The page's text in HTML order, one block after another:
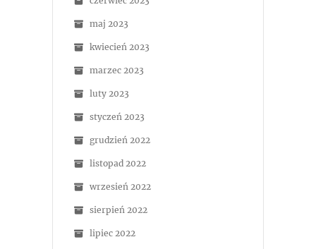
maj 2023
kwiecień 2023
marzec 2023
luty 2023
styczeń 2023
grudzień 2022
listopad 2022
wrzesień 2022
sierpień 2022
lipiec 2022